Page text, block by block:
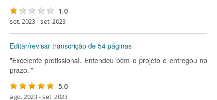
1.0
set. 2023 - set. 2023
Editar/revisar transcrição de 54 páginas
"Excelente profissional. Entendeu bem o projeto e entregou no
prazo. "
5.0
ago. 2023 - set. 2023